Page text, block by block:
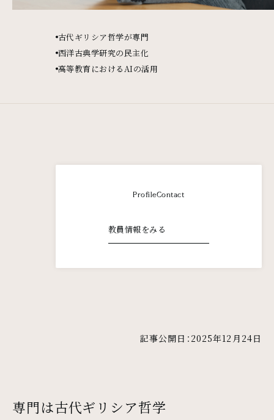
古代ギリシア哲学が専門
西洋古典学研究の民主化
高等教育におけるAIの活用
ProfileContact
教員情報をみる
記事公開日：2025年12月24日
専門は古代ギリシア哲学